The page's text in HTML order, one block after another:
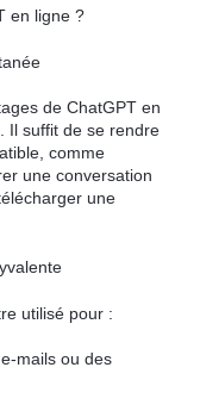
en ligne ?
de ChatGPT en
Il suffit de se rendre
comme
une conversation
une
utilisé pour :
mails ou des